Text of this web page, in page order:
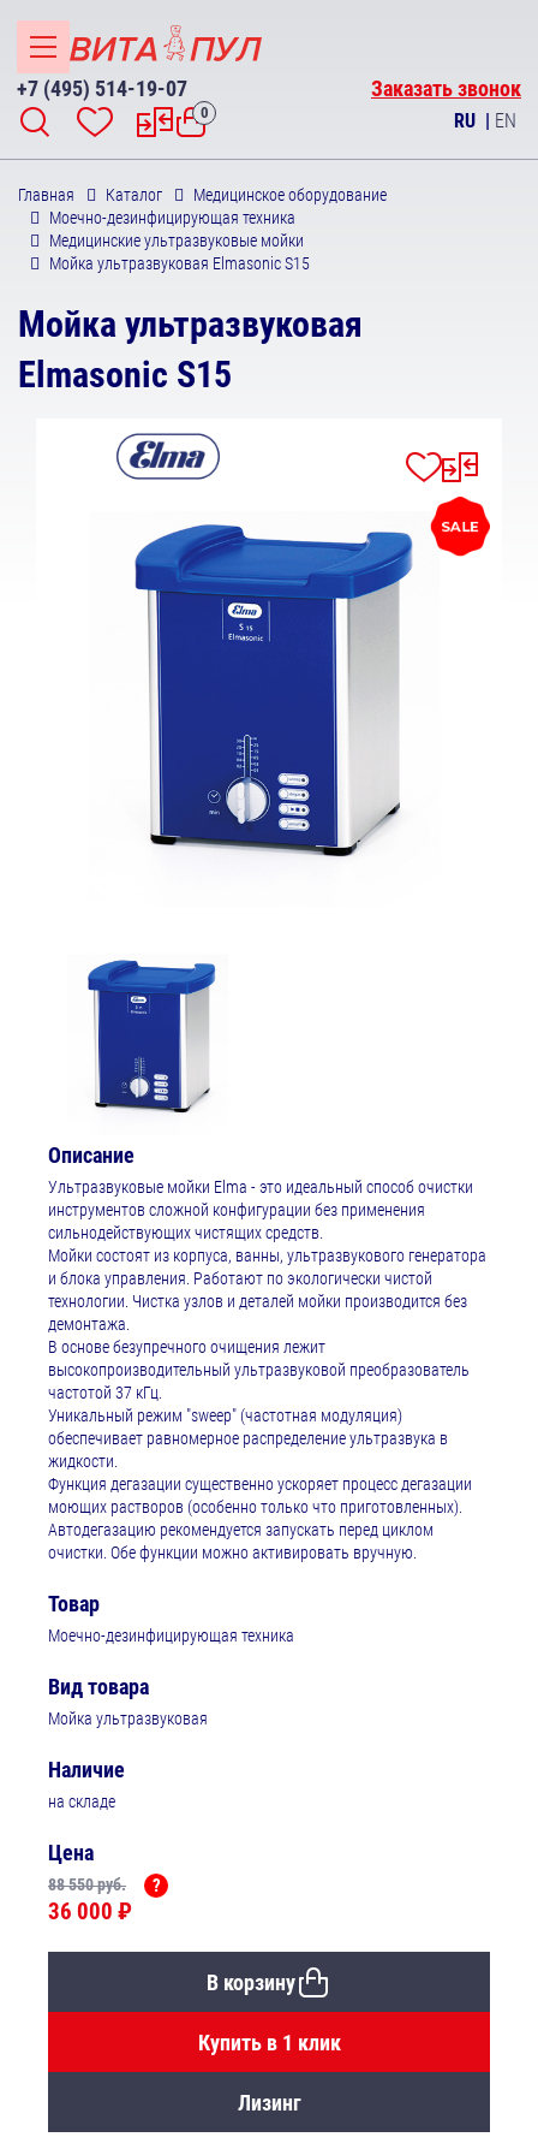
+7 (495) 514-19-07 Заказать звонок
0 RU | EN
Главная Каталог
Медицинское оборудование
Моечно-дезинфицирующая техника
Медицинские ультразвуковые мойки
Мойка ультразвуковая Elmasonic S15
Мойка ультразвуковая
Elmasonic S15
Описание
Ультразвуковые мойки Elma - это идеальный способ очистки
инструментов сложной конфигурации без применения
сильнодействующих чистящих средств.
Мойки состоят из корпуса, ванны, ультразвукового генератора
и блока управления. Работают по экологически чистой
технологии. Чистка узлов и деталей мойки производится без
демонтажа.
В основе безупречного очищения лежит
высокопроизводительный ультразвуковой преобразователь
частотой 37 кГц.
Уникальный режим "sweep" (частотная модуляция)
обеспечивает равномерное распределение ультразвука в
жидкости.
Функция дегазации существенно ускоряет процесс дегазации
моющих растворов (особенно только что приготовленных).
Автодегазацию рекомендуется запускать перед циклом
очистки. Обе функции можно активировать вручную.
Товар
Моечно-дезинфицирующая техника
Вид товара
Мойка ультразвуковая
Наличие
на складе
Цена
88 550 руб.
36 000 ₽
?
В корзину
Купить в 1 клик
Лизинг